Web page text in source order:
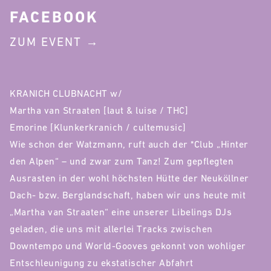
KRANICH CLUBNACHT w/
Martha van Straaten [laut & luise / THC]
Emorine [Klunkerkranich / cultemusic]
Wie schon der Watzmann, ruft auch der *Club „Hinter
den Alpen“ – und zwar zum Tanz! Zum gepflegten
Ausrasten in der wohl höchsten Hütte der Neuköllner
Dach- bzw. Berglandschaft, haben wir uns heute mit
„Martha van Straaten“ eine unserer Libelings DJs
geladen, die uns mit allerlei Tracks zwischen
Downtempo und World-Gooves gekonnt von wohliger
Entschleunigung zu ekstatischer Abfahrt
FACEBOOK
ZUM EVENT